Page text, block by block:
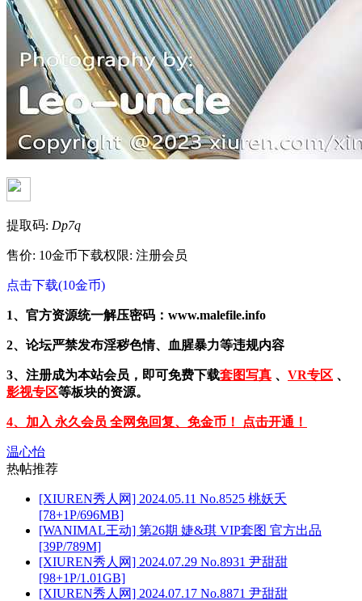
提取码: Dp7q
售价: 10金币下载权限: 注册会员
点击下载(10金币)
1、官方资源统一解压密码：www.malefile.info
2、论坛严禁发布淫秽色情、血腥暴力等违规内容
3、注册成为本站会员，即可免费下载套图写真 、 VR专区 、
影视专区等板块的资源。
4、加入 永久会员 全网免回复、免金币！ 点击开通！
温心怡
热帖推荐
[XIUREN秀人网] 2024.05.11 No.8525 桃妖夭
[78+1P/696MB]
[WANIMAL王动] 第26期 婕&琪 VIP套图 官方出品
[39P/789M]
[XIUREN秀人网] 2024.07.29 No.8931 尹甜甜
[98+1P/1.01GB]
[XIUREN秀人网] 2024.07.17 No.8871 尹甜甜